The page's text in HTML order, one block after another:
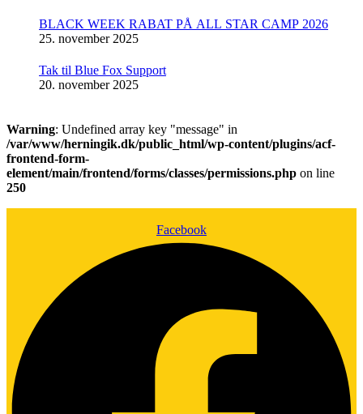
BLACK WEEK RABAT PÅ ALL STAR CAMP 2026
25. november 2025
Tak til Blue Fox Support
20. november 2025
Warning: Undefined array key "message" in
/var/www/herningik.dk/public_html/wp-content/plugins/acf-
frontend-form-
element/main/frontend/forms/classes/permissions.php on line
250
Facebook